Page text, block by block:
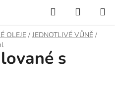
Hledat
KOŠÍK
OLEJE / JEDNOTLIVÉ VŮNĚ /
s